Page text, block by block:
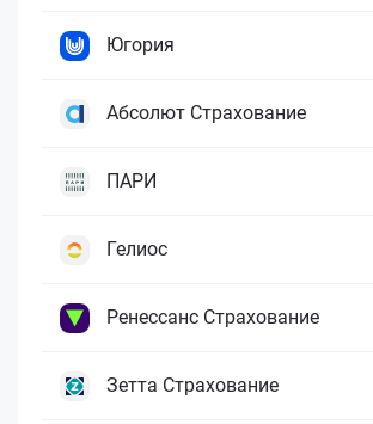
Югория
Абсолют Страхование
ПАРИ
Гелиос
Ренессанс Страхование
Зетта Страхование